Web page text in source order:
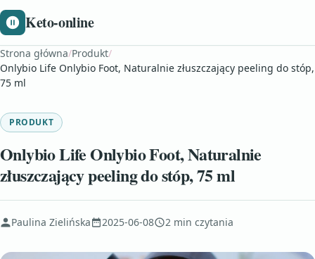
Keto-online
Strona główna/Produkt/
Onlybio Life Onlybio Foot, Naturalnie złuszczający peeling do stóp,
75 ml
PRODUKT
Onlybio Life Onlybio Foot, Naturalnie
złuszczający peeling do stóp, 75 ml
Paulina Zielińska 2025-06-08 2 min czytania